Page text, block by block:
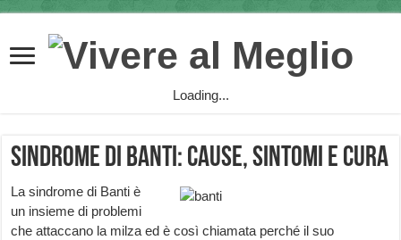
Loading...
Sindrome di Banti: cause, sintomi e cura
La sindrome di Banti è
un insieme di problemi
che attaccano la milza ed è così chiamata perché il suo